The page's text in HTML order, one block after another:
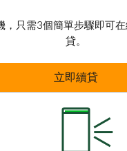
，只需3個簡單步驟即可
貸。
網上更新
立即續貸